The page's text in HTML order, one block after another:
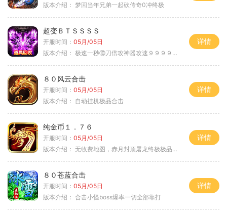
版本介绍： 梦回当年兄弟一起砍传奇0冲终极
超变ＢＴＳＳＳＳ
开服时间： 05月/05日
版本介绍： 极速一秒⑩刀倍攻神器攻速９９９９①挑
详情
８０风云合击
开服时间： 05月/05日
版本介绍： 自动挂机极品合击
详情
纯金币１．７６
开服时间： 05月/05日
版本介绍： 无收费地图，赤月封顶屠龙终极极品＋６
详情
８０苍蓝合击
开服时间： 05月/05日
版本介绍： 合击小怪boss爆率一切全部靠打
详情